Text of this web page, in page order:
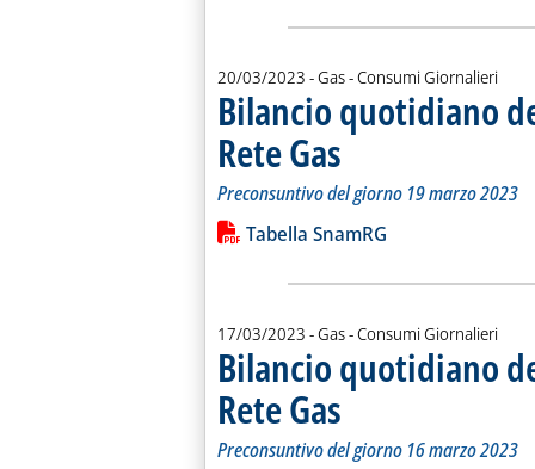
20/03/2023 - Gas - Consumi Giornalieri
Bilancio quotidiano
Rete Gas . Sottotitolo: Preconsuntivo del
. Pubblicata lunedì 20 marzo 2023
Preconsuntivo del giorno 19 marzo 2023
Leggi tutta la notizia: 'Bilancio
Lista allegati PDF alla notizia
Tabella SnamRG
17/03/2023 - Gas - Consumi Giornalieri
Bilancio quotidiano
Rete Gas . Sottotitolo: Preconsuntivo del
. Pubblicata venerdì 17 marzo
Preconsuntivo del giorno 16 marzo 2023